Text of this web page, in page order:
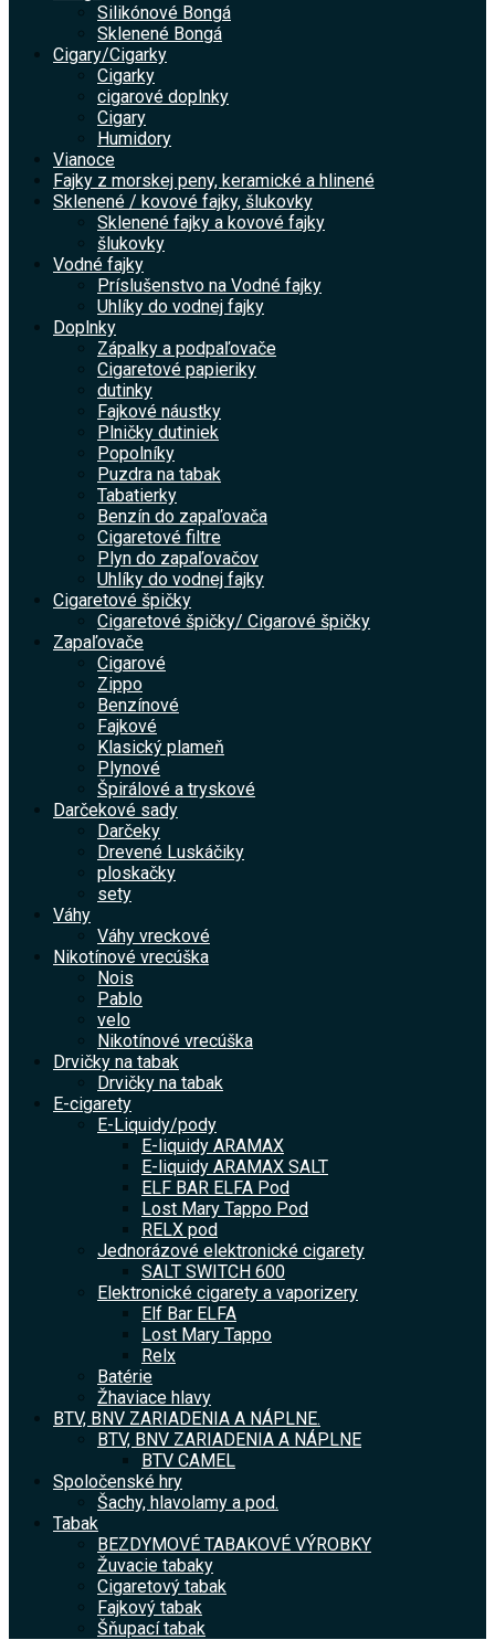
Silikónové Bongá
Sklenené Bongá
Cigary/Cigarky
Cigarky
cigarové doplnky
Cigary
Humidory
Vianoce
Fajky z morskej peny, keramické a hlinené
Sklenené / kovové fajky, šlukovky
Sklenené fajky a kovové fajky
šlukovky
Vodné fajky
Príslušenstvo na Vodné fajky
Uhlíky do vodnej fajky
Doplnky
Zápalky a podpaľovače
Cigaretové papieriky
dutinky
Fajkové náustky
Plničky dutiniek
Popolníky
Puzdra na tabak
Tabatierky
Benzín do zapaľovača
Cigaretové filtre
Plyn do zapaľovačov
Uhlíky do vodnej fajky
Cigaretové špičky
Cigaretové špičky/ Cigarové špičky
Zapaľovače
Cigarové
Zippo
Benzínové
Fajkové
Klasický plameň
Plynové
Špirálové a tryskové
Darčekové sady
Darčeky
Drevené Luskáčiky
ploskačky
sety
Váhy
Váhy vreckové
Nikotínové vrecúška
Nois
Pablo
velo
Nikotínové vrecúška
Drvičky na tabak
Drvičky na tabak
E-cigarety
E-Liquidy/pody
E-liquidy ARAMAX
E-liquidy ARAMAX SALT
ELF BAR ELFA Pod
Lost Mary Tappo Pod
RELX pod
Jednorázové elektronické cigarety
SALT SWITCH 600
Elektronické cigarety a vaporizery
Elf Bar ELFA
Lost Mary Tappo
Relx
Batérie
Žhaviace hlavy
BTV, BNV ZARIADENIA A NÁPLNE.
BTV, BNV ZARIADENIA A NÁPLNE
BTV CAMEL
Spoločenské hry
Šachy, hlavolamy a pod.
Tabak
BEZDYMOVÉ TABAKOVÉ VÝROBKY
Žuvacie tabaky
Cigaretový tabak
Fajkový tabak
Šňupací tabak